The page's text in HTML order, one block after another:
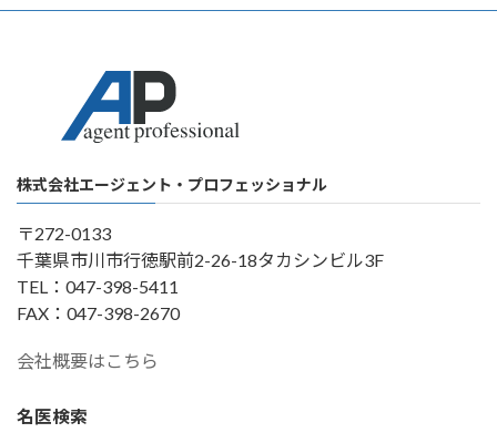
株式会社エージェント・プロフェッショナル
〒272-0133
千葉県市川市行徳駅前2-26-18タカシンビル3F
TEL：047-398-5411
FAX：047-398-2670
会社概要はこちら
名医検索